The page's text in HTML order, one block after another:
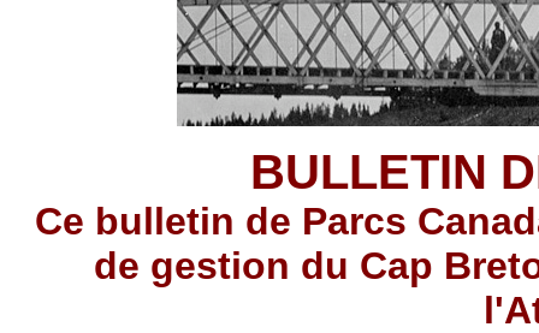
BULLETIN
Ce bulletin de Parcs
de gestion du Cap